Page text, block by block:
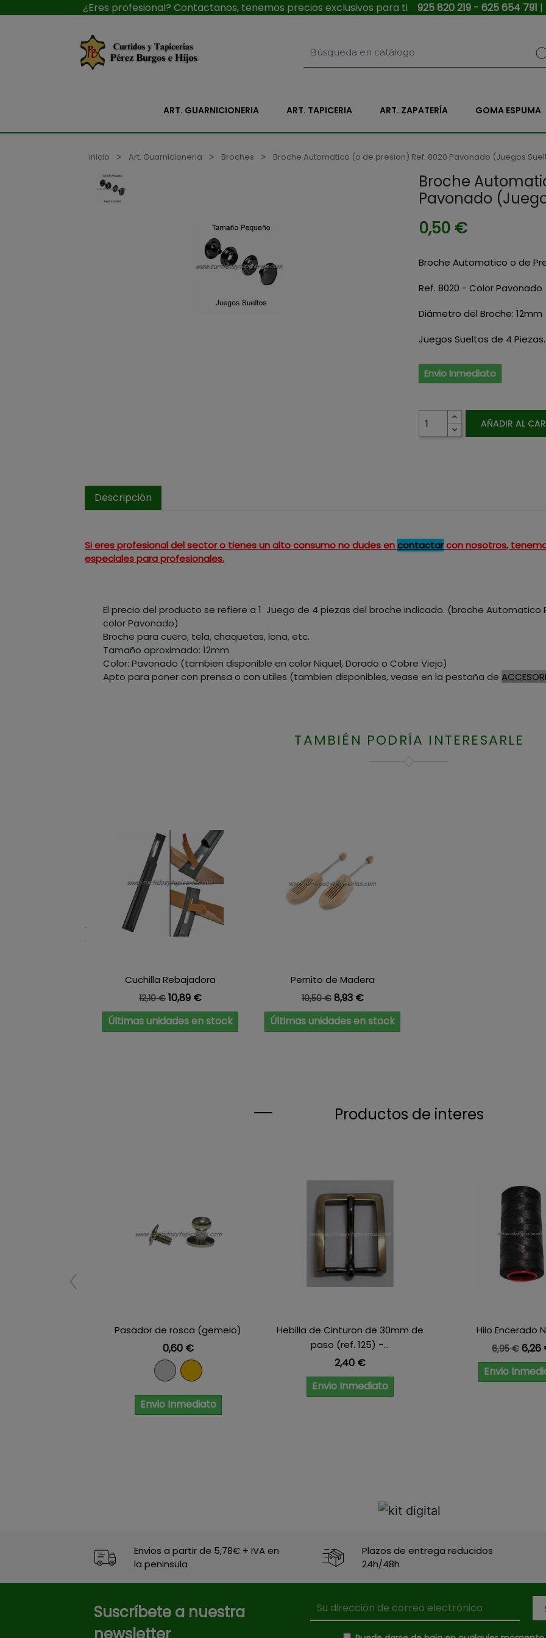
¿Eres profesional? Contactanos, tenemos precios exclusivos para ti 925 820 219 - 625 654 791 |
ART. GUARNICIONERIA ART. TAPICERIA ART. ZAPATERÍA GOMA ESPUMA
Inicio Art. Guarnicioneria Broches Broche Automatico (o de presion) Ref. 8020 Pavonado (Juegos
Broche
Pavonado
0,50 €
Broche Automatico o de
Ref. 8020 - Color Pavonado
Diámetro del Broche: 12mm
Juegos Sueltos de 4 Piezas.
Envio Inmediato
AÑADIR AL
Descripción
Si eres profesional del sector o tienes un alto consumo no dudes encontactarcon nosotros,
especiales para profesionales.
El precio del producto se refiere a 1 Juego de 4 piezas del broche indicado. (broche Automatico
color Pavonado)
Broche para cuero, tela, chaquetas, lona, etc.
Tamaño aproximado: 12mm
Color: Pavonado (tambien disponible en color Niquel, Dorado o Cobre Viejo)
Apto para poner con prensa o con utiles (tambien disponibles, vease en la pestaña de
TAMBIÉN PODRÍA INTERESARLE
Cuchilla Rebajadora
Precio base
12,10 € Precio
10,89 €
Últimas unidades en stock
Pernito de Madera
Precio base
10,50 € Precio
8,93 €
Últimas unidades en stock
Productos de interes
Pasador de rosca (gemelo)
Precio
0,60 €
NiquelDorado
Envio Inmediato
Hebilla de Cinturon de 30mm de
paso (ref. 125) -...
Precio
2,40 €
Envio Inmediato
Hilo Encerado
Precio
6,95 € 6,26
Envio
Envios a partir de 5,78€ + IVA en
la peninsula
Plazos de entrega reducidos
24h/48h
Suscríbete a nuestra